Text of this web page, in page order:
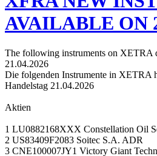
AVAILABLE ON
The following instruments on XETRA
21.04.2026
Die folgenden Instrumente in XETRA
Handelstag 21.04.2026
Aktien
1 LU0882168XXX Constellation Oil
2 US83409F2083 Soitec S.A. ADR
3 CNE100007JY1 Victory Giant